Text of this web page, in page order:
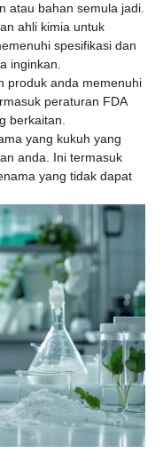
atau bahan semula jadi.
ahli kimia untuk
spesifikasi dan
inginkan.
produk anda memenuhi
peraturan FDA
berkaitan.
yang kukuh yang
anda. Ini termasuk
yang tidak dapat